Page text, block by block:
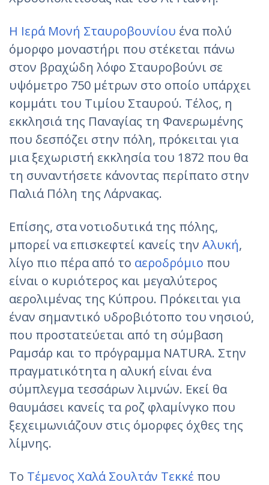
H Ιερά Μονή Σταυροβουνίου ένα πολύ
όμορφο μοναστήρι που στέκεται πάνω
στον βραχώδη λόφο Σταυροβούνι σε
υψόμετρο 750 μέτρων στο οποίο υπάρχει
κομμάτι του Τιμίου Σταυρού. Τέλος, η
εκκλησιά της Παναγίας τη Φανερωμένης
που δεσπόζει στην πόλη, πρόκειται για
μια ξεχωριστή εκκλησία του 1872 που θα
τη συναντήσετε κάνοντας περίπατο στην
Παλιά Πόλη της Λάρνακας.
Επίσης, στα νοτιοδυτικά της πόλης,
μπορεί να επισκεφτεί κανείς την Αλυκή,
λίγο πιο πέρα από το αεροδρόμιο που
είναι ο κυριότερος και μεγαλύτερος
αερολιμένας της Κύπρου. Πρόκειται για
έναν σημαντικό υδροβιότοπο του νησιού,
που προστατεύεται από τη σύμβαση
Ραμσάρ και το πρόγραμμα NATURA. Στην
πραγματικότητα η αλυκή είναι ένα
σύμπλεγμα τεσσάρων λιμνών. Εκεί θα
θαυμάσει κανείς τα ροζ φλαμίνγκο που
ξεχειμωνιάζουν στις όμορφες όχθες της
λίμνης.
Το Τέμενος Χαλά Σουλτάν Τεκκέ που